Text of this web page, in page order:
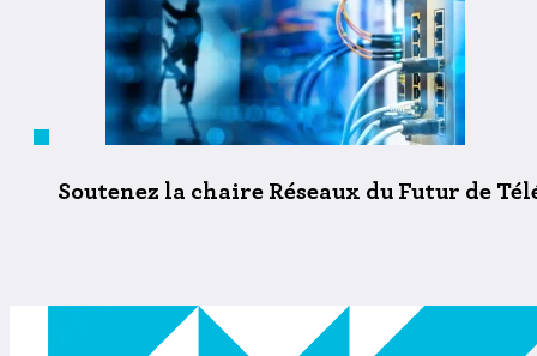
Soutenez la chaire Réseaux du Futur de